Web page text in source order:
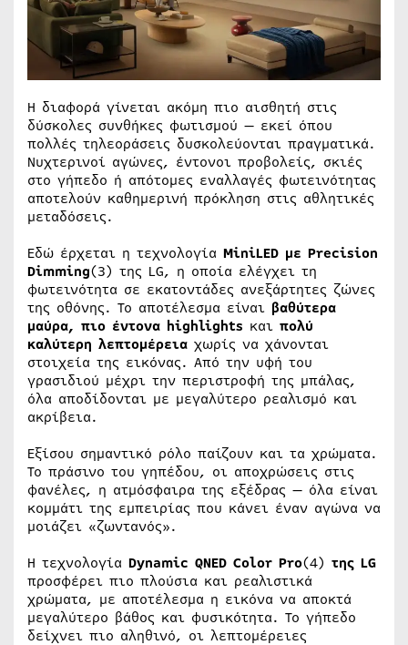
Η διαφορά γίνεται ακόμη πιο αισθητή στις
δύσκολες συνθήκες φωτισμού — εκεί όπου
πολλές τηλεοράσεις δυσκολεύονται πραγματικά.
Νυχτερινοί αγώνες, έντονοι προβολείς, σκιές
στο γήπεδο ή απότομες εναλλαγές φωτεινότητας
αποτελούν καθημερινή πρόκληση στις αθλητικές
μεταδόσεις.
Εδώ έρχεται η τεχνολογία MiniLED με Precision
Dimming(3) της LG, η οποία ελέγχει τη
φωτεινότητα σε εκατοντάδες ανεξάρτητες ζώνες
της οθόνης. Το αποτέλεσμα είναι βαθύτερα
μαύρα, πιο έντονα highlights και πολύ
καλύτερη λεπτομέρεια χωρίς να χάνονται
στοιχεία της εικόνας. Από την υφή του
γρασιδιού μέχρι την περιστροφή της μπάλας,
όλα αποδίδονται με μεγαλύτερο ρεαλισμό και
ακρίβεια.
Εξίσου σημαντικό ρόλο παίζουν και τα χρώματα.
Το πράσινο του γηπέδου, οι αποχρώσεις στις
φανέλες, η ατμόσφαιρα της εξέδρας — όλα είναι
κομμάτι της εμπειρίας που κάνει έναν αγώνα να
μοιάζει «ζωντανός».
Η τεχνολογία Dynamic QNED Color Pro(4) της LG
προσφέρει πιο πλούσια και ρεαλιστικά
χρώματα, με αποτέλεσμα η εικόνα να αποκτά
μεγαλύτερο βάθος και φυσικότητα. Το γήπεδο
δείχνει πιο αληθινό, οι λεπτομέρειες